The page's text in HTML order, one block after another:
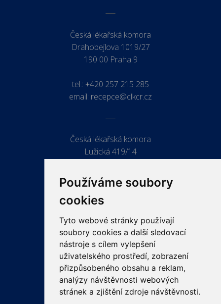
Používáme soubory
cookies
Tyto webové stránky používají
soubory cookies a další sledovací
nástroje s cílem vylepšení
uživatelského prostředí, zobrazení
přizpůsobeného obsahu a reklam,
analýzy návštěvnosti webových
stránek a zjištění zdroje návštěvnosti.
Česká lékařská komora
Drahobejlova 1019/27
190 00 Praha 9
tel.: +420 257 215 285
email: recepce@clkcr.cz
Česká lékařská komora
Lužická 419/14
ODKAZY
PRO LÉKAŘE
PRO VEŘEJNOST
VZDĚLÁVÁNÍ